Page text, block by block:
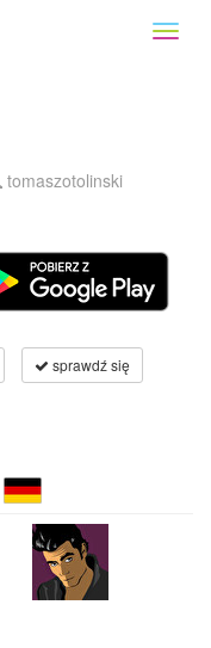
tomaszotolinski
sprawdź się